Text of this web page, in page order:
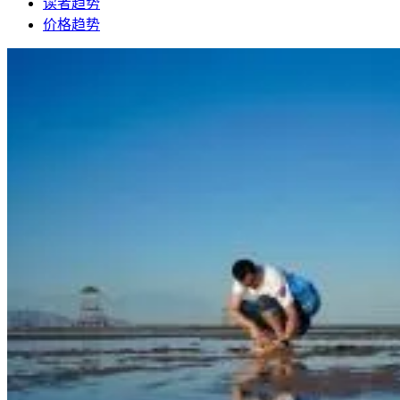
价格趋势